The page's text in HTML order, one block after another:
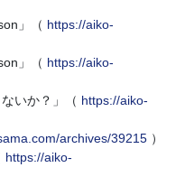
」（ https://aiko-
」（ https://aiko-
いか？」（ https://aiko-
archives/39215 ）
https://aiko-